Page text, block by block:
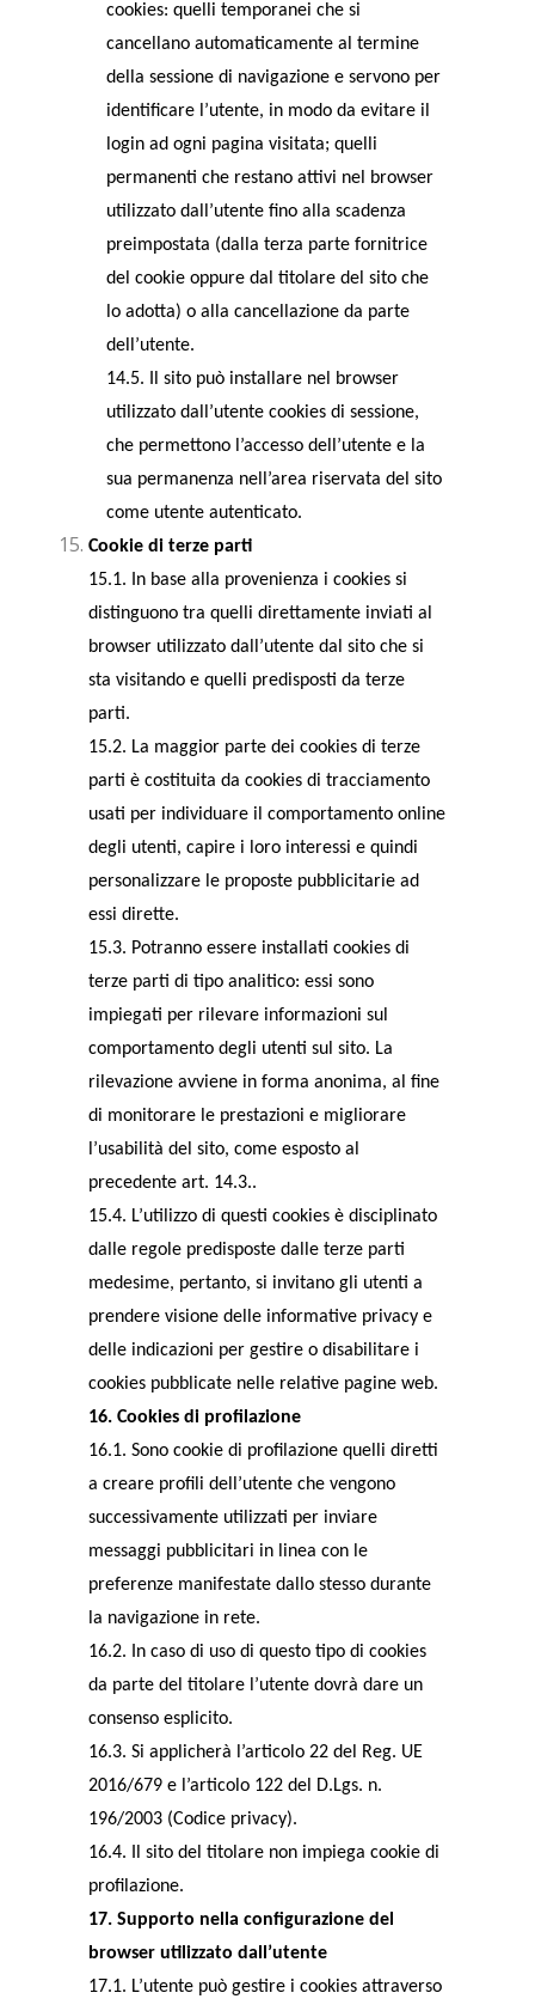
cookies: quelli temporanei che si
cancellano automaticamente al termine
della sessione di navigazione e servono per
identificare l’utente, in modo da evitare il
login ad ogni pagina visitata; quelli
permanenti che restano attivi nel browser
utilizzato dall’utente fino alla scadenza
preimpostata (dalla terza parte fornitrice
del cookie oppure dal titolare del sito che
lo adotta) o alla cancellazione da parte
dell’utente.
14.5. Il sito può installare nel browser
utilizzato dall’utente cookies di sessione,
che permettono l’accesso dell’utente e la
sua permanenza nell’area riservata del sito
come utente autenticato.
Cookie di terze parti
15.1. In base alla provenienza i cookies si
distinguono tra quelli direttamente inviati al
browser utilizzato dall’utente dal sito che si
sta visitando e quelli predisposti da terze
parti.
15.2. La maggior parte dei cookies di terze
parti è costituita da cookies di tracciamento
usati per individuare il comportamento online
degli utenti, capire i loro interessi e quindi
personalizzare le proposte pubblicitarie ad
essi dirette.
15.3. Potranno essere installati cookies di
terze parti di tipo analitico: essi sono
impiegati per rilevare informazioni sul
comportamento degli utenti sul sito. La
rilevazione avviene in forma anonima, al fine
di monitorare le prestazioni e migliorare
l’usabilità del sito, come esposto al
precedente art. 14.3..
15.4. L’utilizzo di questi cookies è disciplinato
dalle regole predisposte dalle terze parti
medesime, pertanto, si invitano gli utenti a
prendere visione delle informative privacy e
delle indicazioni per gestire o disabilitare i
cookies pubblicate nelle relative pagine web.
16. Cookies di profilazione
16.1. Sono cookie di profilazione quelli diretti
a creare profili dell’utente che vengono
successivamente utilizzati per inviare
messaggi pubblicitari in linea con le
preferenze manifestate dallo stesso durante
la navigazione in rete.
16.2. In caso di uso di questo tipo di cookies
da parte del titolare l’utente dovrà dare un
consenso esplicito.
16.3. Si applicherà l’articolo 22 del Reg. UE
2016/679 e l’articolo 122 del D.Lgs. n.
196/2003 (Codice privacy).
16.4. Il sito del titolare non impiega cookie di
profilazione.
17. Supporto nella configurazione del
browser utilizzato dall’utente
17.1. L’utente può gestire i cookies attraverso